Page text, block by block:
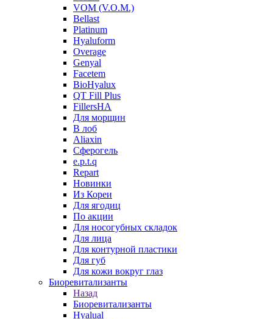
VOM (V.O.M.)
Bellast
Platinum
Hyaluform
Overage
Genyal
Facetem
BioHyalux
QT Fill Plus
FillersHA
Для морщин
В лоб
Aliaxin
Сферогель
e.p.t.q
Repart
Новинки
Из Кореи
Для ягодиц
По акции
Для носогубных складок
Для лица
Для контурной пластики
Для губ
Для кожи вокруг глаз
Биоревитализанты
Назад
Биоревитализанты
Hyalual